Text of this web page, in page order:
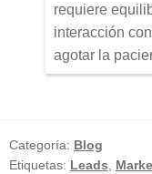
requiere
interacción
agotar la
Categoría: Blog
Etiquetas: Leads